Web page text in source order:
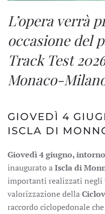
L’opera verrà
occasione del
Track Test
Monaco-
GIOVEDÌ 4
ISCLA DI
Giovedì 4 giugno,
inaugurato aIscla di
importanti realizzati
valorizzazione della
raccordo ciclopedonale